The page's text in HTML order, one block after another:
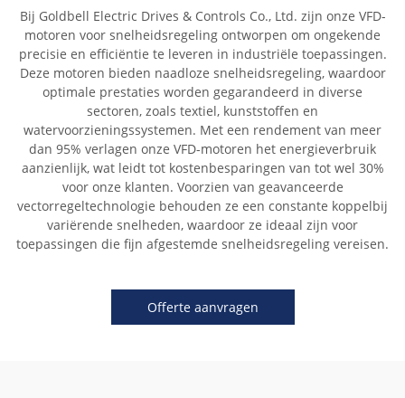
Bij Goldbell Electric Drives & Controls Co., Ltd. zijn onze VFD-
motoren voor snelheidsregeling ontworpen om ongekende
precisie en efficiëntie te leveren in industriële toepassingen.
Deze motoren bieden naadloze snelheidsregeling, waardoor
optimale prestaties worden gegarandeerd in diverse
sectoren, zoals textiel, kunststoffen en
watervoorzieningssystemen. Met een rendement van meer
dan 95% verlagen onze VFD-motoren het energieverbruik
aanzienlijk, wat leidt tot kostenbesparingen van tot wel 30%
voor onze klanten. Voorzien van geavanceerde
vectorregeltechnologie behouden ze een constante koppelbij
variërende snelheden, waardoor ze ideaal zijn voor
toepassingen die fijn afgestemde snelheidsregeling vereisen.
Offerte aanvragen